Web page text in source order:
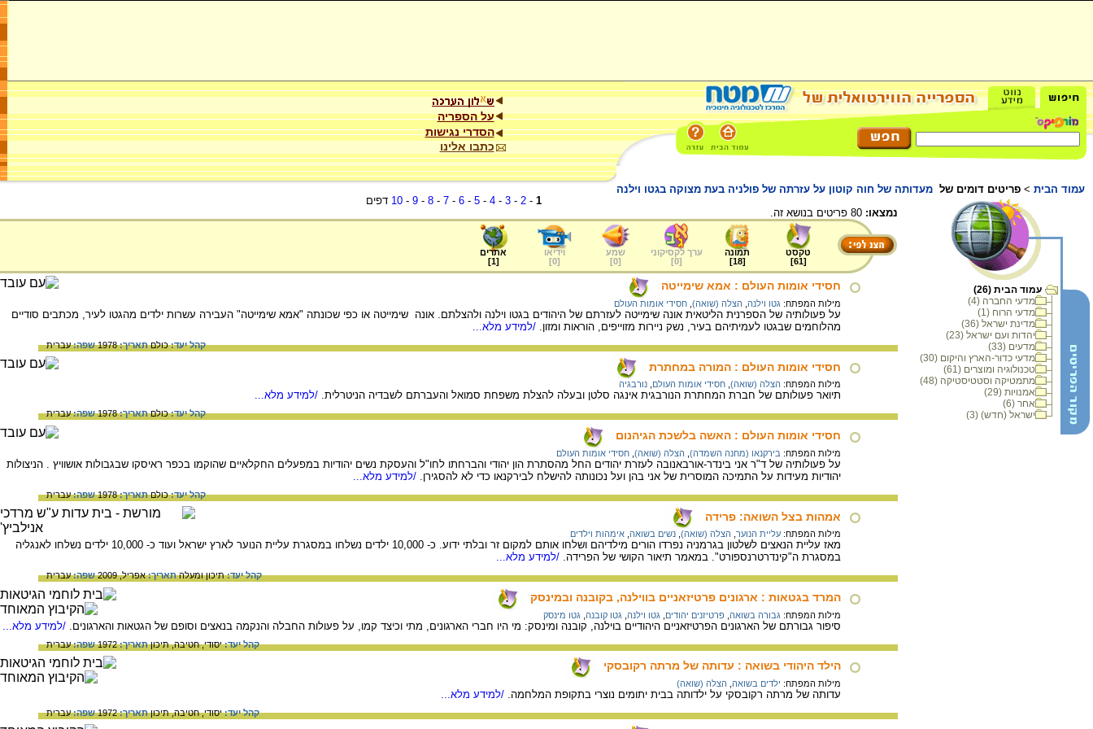
על הספריה
הסדרי נגישות
כתבו אלינו
עמוד הבית > פריטים דומים של מעדותה של חוה קוטון על עזרתה של פולניה בעת מצוקה בגטו וילנה
עמוד הבית (26)
מדעי החברה (4)
מדעי הרוח (1)
מדינת ישראל (36)
יהדות ועם ישראל (23)
מדעים (33)
מדעי כדור-הארץ והיקום (30)
טכנולוגיה ומוצרים (61)
מתמטיקה וסטטיסטיקה (48)
אמנויות (29)
אחר (6)
ישראל (חדש) (3)
1
-
2
-
3
-
4
-
5
-
6
-
7
-
8
-
9
-
10 דפים
נמצאו:
טקסט
[
61
]
תמונה
[
18
]
ערך לקסיקוני
[
0
]
שמע
[
0
]
וידיאו
[
0
]
אתרים
[
1
]
חסידי אומות העולם : אמא שימייטה
מילות המפתח: גטו וילנה הצלה (שואה) חסידי אומות העולם
על פעולותיה של הספרנית הליטאית אונה שימייטה לעזרתם של היהודים בגטו וילנה ולהצלתם. אונה שימייטה או כפי שכונתה "אמא שימייטה" העבירה עשרות ילדים מהגטו לעיר, מכתבים סודיים
מהלוחמים שבגטו לעמיתיהם בעיר, נשק ניירות מזוייפים, הוראות ומזון. /למידע מלא...
קהל יעד:כולםתאריך:1978 שפה:עברית
חסידי אומות העולם : המורה במחתרת
מילות המפתח: הצלה (שואה) חסידי אומות העולם נורבגיה
תיואר פעולותם של חברת המחתרת הנורבגית אינגה סלטן ובעלה להצלת משפחת סמואל והעברתם לשבדיה הניטרלית. /למידע מלא...
קהל יעד:כולםתאריך:1978 שפה:עברית
חסידי אומות העולם : האשה בלשכת הגיהנום
מילות המפתח: בירקנאו (מחנה השמדה) הצלה (שואה) חסידי אומות העולם
על פעולותיה של ד"ר אני בינדר-אורבאנובה לעזרת יהודים החל מהסתרת הון יהודי והברחתו לחו"ל והעסקת נשים יהודיות במפעלים החקלאיים שהוקמו בכפר ראיסקו שבגבולות אושוויץ . הניצולות
יהודיות מעידות על התמיכה המוסרית של אני בהן ועל נכונותה להישלח לבירקנאו כדי לא להסגירן. /למידע מלא...
קהל יעד:כולםתאריך:1978 שפה:עברית
אמהות בצל השואה: פרידה
מילות המפתח: עליית הנוער הצלה (שואה) נשים בשואה אימהות וילדים
מאז עליית הנאצים לשלטון בגרמניה נפרדו הורים מילדיהם ושלחו אותם למקום זר ובלתי ידוע. כ- 10,000 ילדים נשלחו במסגרת עליית הנוער לארץ ישראל ועוד כ- 10,000 ילדים נשלחו לאנגליה
במסגרת ה"קינדרטרנספורט". במאמר תיאור הקושי של הפרידה. /למידע מלא...
קהל יעד:תיכון ומעלהתאריך:אפריל, 2009 שפה:עברית
המרד בגטאות : ארגונים פרטיזאניים בווילנה, בקובנה ובמינסק
מילות המפתח: גבורה בשואה פרטיזנים יהודים גטו וילנה גטו קובנה גטו מינסק
סיפור גבורתם של הארגונים הפרטיזאניים היהודיים בוילנה, קובנה ומינסק: מי היו חברי הארגונים, מתי וכיצד קמו, על פעולות החבלה והנקמה בנאצים וסופם של הגטאות והארגונים. /למידע מלא...
קהל יעד:יסודי,חטיבה,תיכוןתאריך:1972 שפה:עברית
הילד היהודי בשואה : עדותה של מרתה רקובסקי
מילות המפתח: ילדים בשואה הצלה (שואה)
עדותה של מרתה רקובסקי על ילדותה בבית יתומים נוצרי בתקופת המלחמה. /למידע מלא...
קהל יעד:יסודי,חטיבה,תיכוןתאריך:1972 שפה:עברית